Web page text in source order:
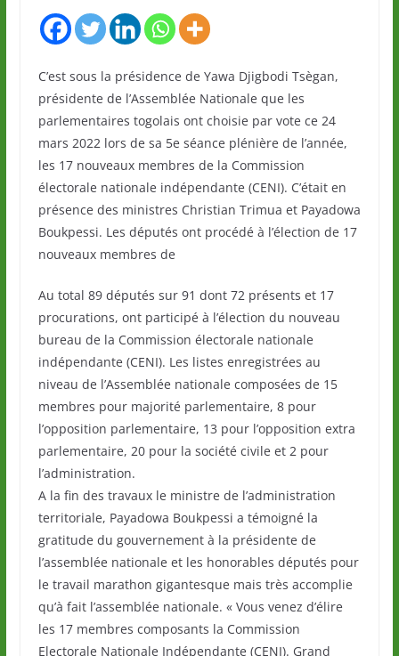
C’est sous la présidence de Yawa Djigbodi Tsègan,
présidente de l’Assemblée Nationale que les
parlementaires togolais ont choisie par vote ce 24
mars 2022 lors de sa 5e séance plénière de l’année,
les 17 nouveaux membres de la Commission
électorale nationale indépendante (CENI). C’était en
présence des ministres Christian Trimua et Payadowa
Boukpessi. Les députés ont procédé à l’élection de 17
nouveaux membres de
Au total 89 députés sur 91 dont 72 présents et 17
procurations, ont participé à l’élection du nouveau
bureau de la Commission électorale nationale
indépendante (CENI). Les listes enregistrées au
niveau de l’Assemblée nationale composées de 15
membres pour majorité parlementaire, 8 pour
l’opposition parlementaire, 13 pour l’opposition extra
parlementaire, 20 pour la société civile et 2 pour
l’administration.
A la fin des travaux le ministre de l’administration
territoriale, Payadowa Boukpessi a témoigné la
gratitude du gouvernement à la présidente de
l’assemblée nationale et les honorables députés pour
le travail marathon gigantesque mais très accomplie
qu’à fait l’assemblée nationale. « Vous venez d’élire
les 17 membres composants la Commission
Electorale Nationale Indépendante (CENI). Grand